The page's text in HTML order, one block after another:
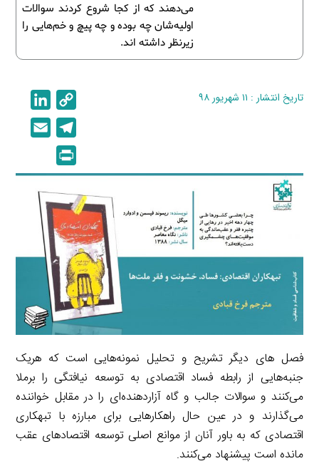
می‌دهند که از کجا شروع کردند سوالات
اولیه‌شان چه بوده و چه پیچ و خم‌هایی را
زیرنظر داشته اند.
تاریخ انتشار : ۱۱ شهریور ۹۸
o
p
y
L
i
n
k
i
n
e
e
l
g
r
a
m
r
i
n
t
فصل های دیگر تشریح و تحلیل نمونه‌هایی است که هریک
جنبههایی از رابطه فساد اقتصادی به توسعه نیافتگی را برملا
می‌کنند و سوالات جالب و گاه آزاردهندهای را در مقابل خواننده
میگذارند و در عین حال راهکارهایی برای مبارزه با تبهکاری
اقتصادی که به باور آنان از موانع اصلی توسعه اقتصادهای عقب
مانده است پیشنهاد می‌کنند.